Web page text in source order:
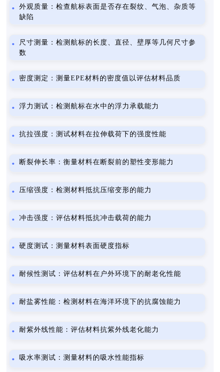
外观质量：检查航标表面是否存在裂纹、气泡、杂质等
缺陷
尺寸测量：检测航标的长度、直径、壁厚等几何尺寸参
数
密度测定：测量EPE材料的密度值以评估材料品质
浮力测试：检测航标在水中的浮力承载能力
抗拉强度：测试材料在拉伸载荷下的强度性能
断裂伸长率：衡量材料在断裂前的塑性变形能力
压缩强度：检测材料抵抗压缩变形的能力
冲击强度：评估材料抵抗冲击载荷的能力
硬度测试：测量材料表面硬度指标
耐候性测试：评估材料在户外环境下的耐老化性能
耐盐雾性能：检测材料在海洋环境下的抗腐蚀能力
耐紫外线性能：评估材料抗紫外线老化能力
吸水率测试：测量材料的吸水性能指标